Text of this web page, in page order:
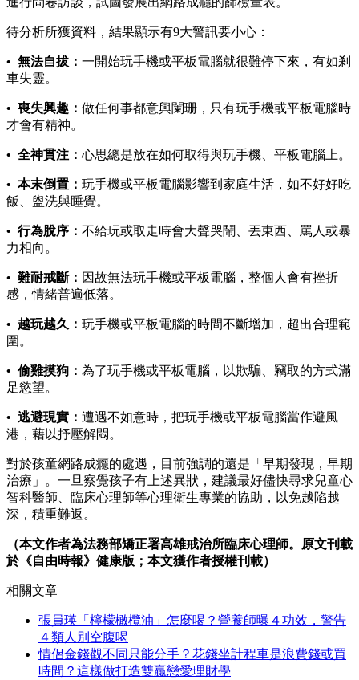
待分析所獲資料，結果顯示有9大警訊要小心：
• 無法自拔： 一開始玩手機或平板電腦就很難停下來，有如剎
車失靈。
• 喪失興趣： 做任何事都意興闌珊，只有玩手機或平板電腦時
才會有精神。
• 全神貫注： 心思總是放在如何取得與玩手機、平板電腦上。
• 本末倒置： 玩手機或平板電腦影響到家庭生活，如不好好吃
飯、盥洗與睡覺。
• 行為脫序： 不給玩或取走時會大聲哭鬧、丟東西、罵人或暴
力相向。
• 難耐戒斷： 因故無法玩手機或平板電腦，整個人會有挫折
感，情緒普遍低落。
• 越玩越久： 玩手機或平板電腦的時間不斷增加，超出合理範
圍。
• 偷雞摸狗： 為了玩手機或平板電腦，以欺騙、竊取的方式滿
足慾望。
• 逃避現實： 遭遇不如意時，把玩手機或平板電腦當作避風
港，藉以抒壓解悶。
對於孩童網路成癮的處遇，目前強調的還是「早期發現，早期
治療」。一旦察覺孩子有上述異狀，建議最好儘快尋求兒童心
智科醫師、臨床心理師等心理衛生專業的協助，以免越陷越
深，積重難返。
（本文作者為法務部矯正署高雄戒治所臨床心理師。原文刊載
於《自由時報》健康版；本文獲作者授權刊載）
相關文章
張員瑛「檸檬橄欖油」怎麼喝？營養師曝４功效，警告
４類人別空腹喝
情侶金錢觀不同只能分手？花錢坐計程車是浪費錢或買
時間？這樣做打造雙贏戀愛理財學